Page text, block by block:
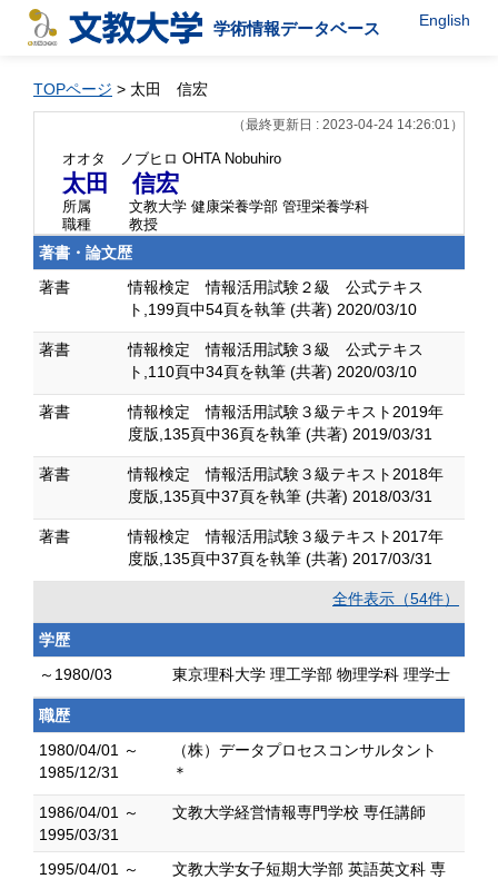
学術情報データベース English
TOPページ > 太田 信宏
（最終更新日 : 2023-04-24 14:26:01）
オオタ ノブヒロ OHTA Nobuhiro
太田 信宏
所属
文教大学 健康栄養学部 管理栄養学科
職種
教授
著書・論文歴
著書
情報検定 情報活用試験２級 公式テキス
ト,199頁中54頁を執筆 (共著) 2020/03/10
著書
情報検定 情報活用試験３級 公式テキス
ト,110頁中34頁を執筆 (共著) 2020/03/10
著書
情報検定 情報活用試験３級テキスト2019年
度版,135頁中36頁を執筆 (共著) 2019/03/31
著書
情報検定 情報活用試験３級テキスト2018年
度版,135頁中37頁を執筆 (共著) 2018/03/31
著書
情報検定 情報活用試験３級テキスト2017年
度版,135頁中37頁を執筆 (共著) 2017/03/31
全件表示（54件）
学歴
～1980/03
東京理科大学 理工学部 物理学科 理学士
職歴
1980/04/01 ～
1985/12/31
（株）データプロセスコンサルタント
＊
1986/04/01 ～
1995/03/31
文教大学経営情報専門学校 専任講師
1995/04/01 ～
文教大学女子短期大学部 英語英文科 専